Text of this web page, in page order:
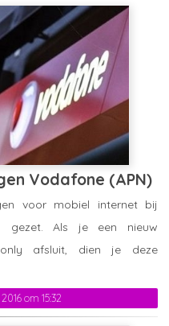
Vodafone (APN)
om 15:32
voor mobiel internet bij
Als je een nieuw
afsluit, dien je deze